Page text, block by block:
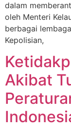
dalam
oleh Menteri
berbagai
Kepolisian,
Akibat